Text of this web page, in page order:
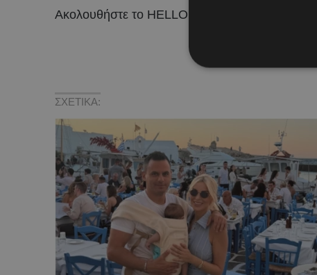
Ακολουθήστε το HELLO σε
ΣΧΕΤΙΚΑ: